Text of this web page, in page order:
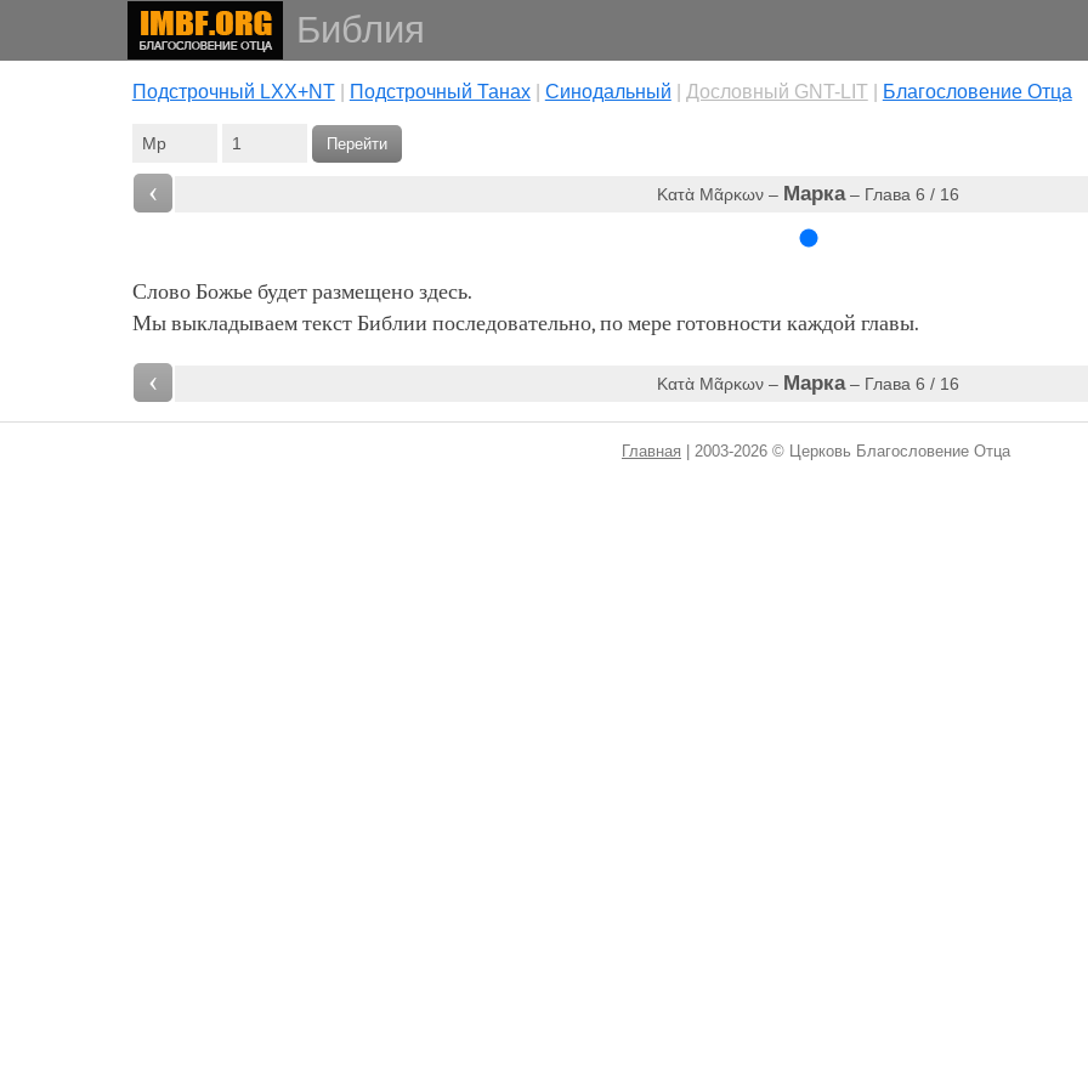
Библия
Подстрочный LXX+NT| Подстрочный Танах| Cинодальный Дословный GNT-LIT| Благословение Отца
Перейти
‹ Κατὰ Μᾶρκων – Марка– Глава 6 / 16
Слово Божье будет размещено здесь.
Мы выкладываем текст Библии последовательно, по мере готовности каждой главы.
‹ Κατὰ Μᾶρκων – Марка– Глава 6 / 16
Главная | 2003-2026 © Церковь Благословение Отца